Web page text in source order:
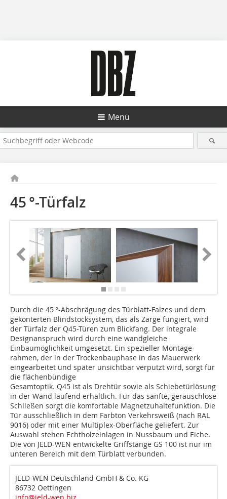
Menü
45 °-Türfalz
Durch die 45 °-Abschrägung des Türblatt-Falzes und dem
gekonterten Blindstocksystem, das als Zarge fungiert, wird
der Türfalz der Q45-Türen zum Blickfang. Der integrale
Designanspruch wird durch eine wandgleiche
Einbaumöglichkeit umgesetzt. Ein spezieller Montage-
rahmen, der in der Trockenbauphase in das Mauerwerk
eingearbeitet und später unsichtbar verputzt wird, sorgt für
die flächenbündige
Gesamtoptik. Q45 ist als Drehtür sowie als Schiebetürlösung
in der Wand laufend erhältlich. Für das sanfte, geräuschlose
Schließen sorgt die komfortable Magnetzuhaltefunktion. Die
Tür ausschließlich in dem Farbton Verkehrsweiß (nach RAL
9016) oder mit einer Multiplex-Oberfläche geliefert. Zur
Auswahl stehen Echtholzeinlagen in Nussbaum und Eiche.
Die von JELD-WEN entwickelte Griffstange GS 100 ist nur im
unteren Bereich mit dem Türblatt verbunden.
JELD-WEN Deutschland GmbH & Co. KG
86732 Oettingen